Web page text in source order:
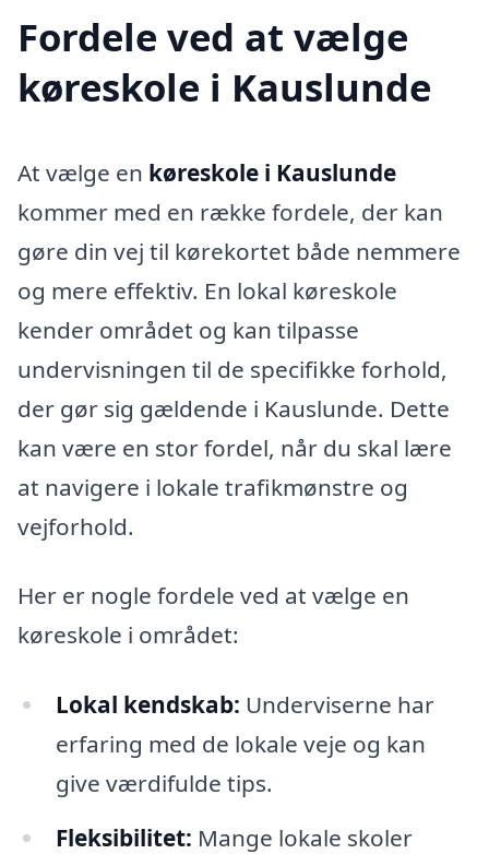
Fordele ved at vælge
køreskole i Kauslunde
At vælge en køreskole i Kauslunde
kommer med en række fordele, der kan
gøre din vej til kørekortet både nemmere
og mere effektiv. En lokal køreskole
kender området og kan tilpasse
undervisningen til de specifikke forhold,
der gør sig gældende i Kauslunde. Dette
kan være en stor fordel, når du skal lære
at navigere i lokale trafikmønstre og
vejforhold.
Her er nogle fordele ved at vælge en
køreskole i området:
Lokal kendskab: Underviserne har
erfaring med de lokale veje og kan
give værdifulde tips.
Fleksibilitet: Mange lokale skoler